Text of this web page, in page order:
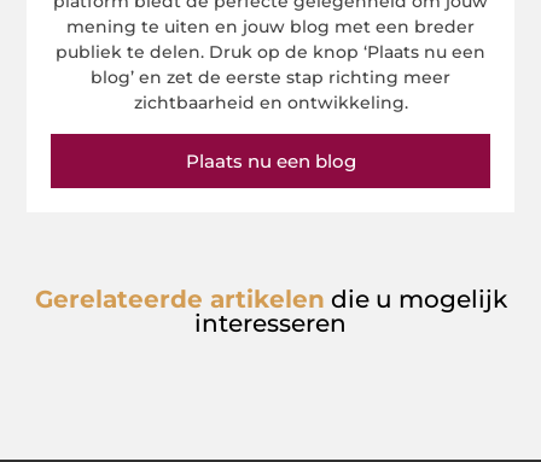
mening te uiten en jouw blog met een breder
publiek te delen. Druk op de knop ‘Plaats nu een
blog’ en zet de eerste stap richting meer
zichtbaarheid en ontwikkeling.
Plaats nu een blog
Gerelateerde artikelen die u mogelijk
interesseren